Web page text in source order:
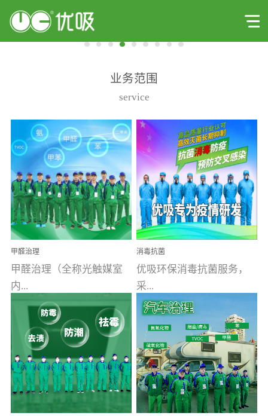
业务范围
service
甲醛治理
甲醛治理（全称光触媒室
内...
空气污染净化治理）工业
文明的进步，创造了多姿
多彩的家居产品和生活情
调，但也带来了以甲醛为
首的室内...
消毒抗菌
优吸环保消毒抗菌服务，
采...
用行业公认奥维牌消毒
液，具备杀死人体冠状病
毒的功效，杀菌率
99.99%。相对于传统消毒
液来说，无...